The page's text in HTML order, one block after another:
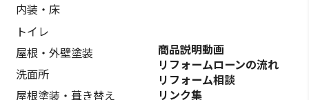
内装・床
トイレ
屋根・外壁塗装
洗面所
屋根塗装・葺き替え
商品説明動画
リフォームローンの流れ
リフォーム相談
リンク集